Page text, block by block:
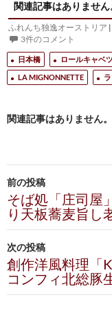
関連記事はありません
ふれんち独逸オーストリア |
3件のコメント
日本橋 ロールキャベ
LA MIGNONNETTE
関連記事はありません。
投
稿
ナ
ビ
ゲ
ー
前の投稿
そば処「庄司屋
り天板蕎麦旨し
次の投稿
創作洋風料理「
コンフィ北総豚